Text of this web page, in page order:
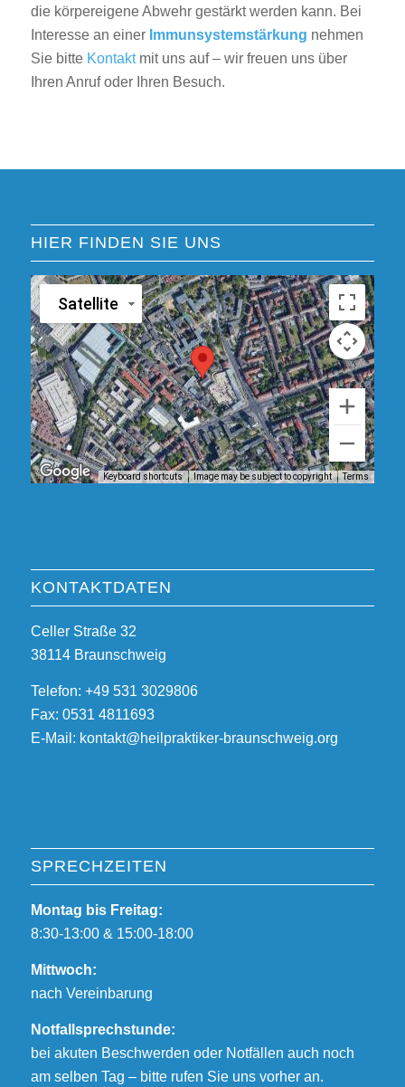
die körpereigene Abwehr gestärkt werden kann. Bei
Interesse an einer Immunsystemstärkung nehmen
Sie bitteKontakt mit uns auf – wir freuen uns über
Ihren Anruf oder Ihren Besuch.
HIER FINDEN SIE UNS
Satellite
Keyboard shortcuts Image may be subject to copyright Terms
KONTAKTDATEN
Celler Straße 32
38114 Braunschweig
Telefon: +49 531 3029806
Fax: 0531 4811693
E-Mail: kontakt@heilpraktiker-braunschweig.org
SPRECHZEITEN
Montag bis Freitag:
8:30-13:00 & 15:00-18:00
Mittwoch:
nach Vereinbarung
Notfallsprechstunde:
bei akuten Beschwerden oder Notfällen auch noch
am selben Tag – bitte rufen Sie uns vorher an.